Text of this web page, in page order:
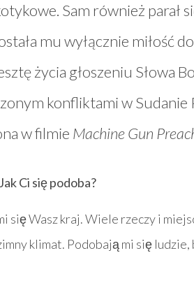
Sam również parał
mu wyłącznie miłość
życia głoszeniu Słowa
konfliktami w
w filmie Machine Gun
Ci się podoba?
się Wasz kraj. Wiele rzeczy i
klimat. Podobają mi się